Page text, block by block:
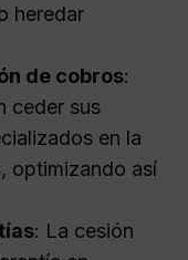
heredar
de cobros:
ceder sus
en la
optimizando así
: La cesión